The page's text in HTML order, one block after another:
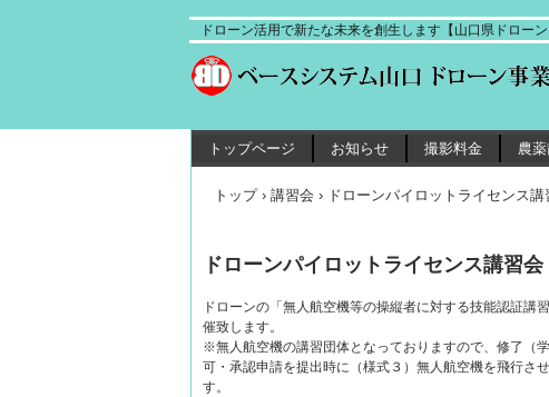
ドローン活用で新たな未来を創生します【山口県ドロー
トップページ お知らせ 撮影料金 農
トップ › 講習会 › ドローンパイロットライセンス
ドローンパイロットライセンス講習
ドローンの「無人航空機等の操縦者に対する技能認証講
催致します。
※無人航空機の講習団体となっておりますので、修了（
可・承認申請を提出時に（様式３）無人航空機を飛行さ
す。